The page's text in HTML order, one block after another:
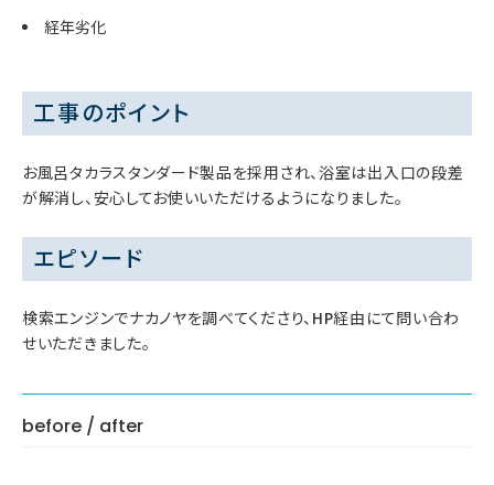
経年劣化
工事のポイント
お風呂タカラスタンダード製品を採用され、浴室は出入口の段差
が解消し、安心してお使いいただけるようになりました。
エピソード
検索エンジンでナカノヤを調べてくださり、HP経由にて問い合わ
せいただきました。
before / after